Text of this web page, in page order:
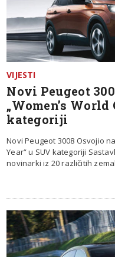
VIJESTI
Novi Peugeot
„Women’s World
kategoriji
Novi Peugeot 3008 Osvojio
Year“ u SUV kategoriji
novinarki iz 20 različitih